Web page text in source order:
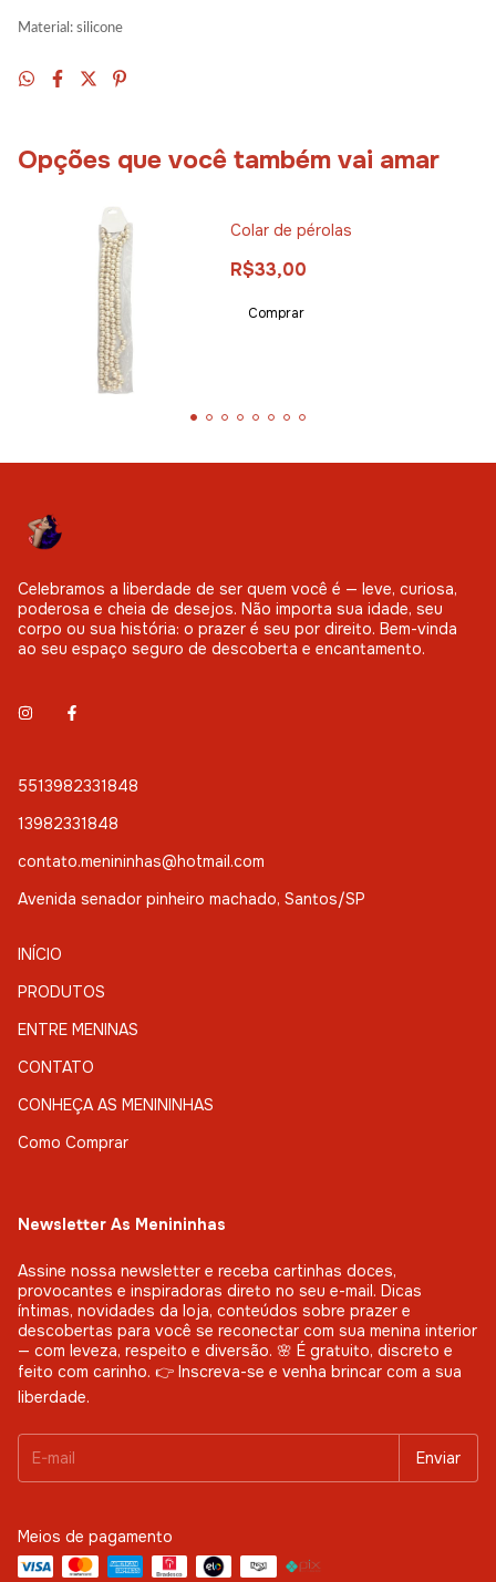
Material: silicone
Opções que você também vai amar
Colar de pérolas
R$33,00
Celebramos a liberdade de ser quem você é — leve, curiosa,
poderosa e cheia de desejos. Não importa sua idade, seu
corpo ou sua história: o prazer é seu por direito. Bem-vinda
ao seu espaço seguro de descoberta e encantamento.
5513982331848
13982331848
contato.menininhas@hotmail.com
Avenida senador pinheiro machado, Santos/SP
INÍCIO
PRODUTOS
ENTRE MENINAS
CONTATO
CONHEÇA AS MENININHAS
Como Comprar
Newsletter As Menininhas
Assine nossa newsletter e receba cartinhas doces,
provocantes e inspiradoras direto no seu e-mail. Dicas
íntimas, novidades da loja, conteúdos sobre prazer e
descobertas para você se reconectar com sua menina interior
— com leveza, respeito e diversão. 🌸 É gratuito, discreto e
feito com carinho. 👉 Inscreva-se e venha brincar com a sua
liberdade.
Meios de pagamento